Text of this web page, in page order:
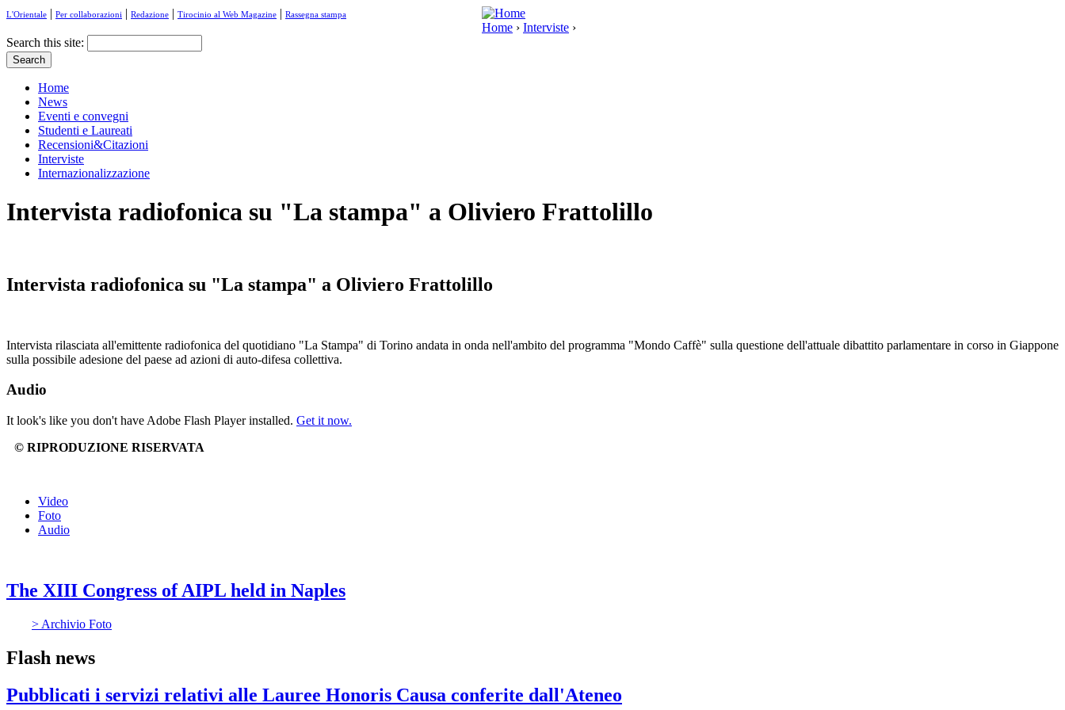
L'Orientale | Per collaborazioni | Redazione | Tirocinio al Web Magazine | Rassegna stampa
Home › Interviste ›
Search this site:
Home
News
Eventi e convegni
Studenti e Laureati
Recensioni&Citazioni
Interviste
Internazionalizzazione
Intervista radiofonica su "La stampa" a Oliviero Frattolillo
Intervista radiofonica su "La stampa" a Oliviero Frattolillo
Intervista rilasciata all'emittente radiofonica del quotidiano "La Stampa" di Torino andata in onda nell'ambito del programma "Mondo Caffè" sulla questione dell'attuale dibattito parlamentare in corso in Giappone
sulla possibile adesione del paese ad azioni di auto-difesa collettiva.
Audio
It look's like you don't have Adobe Flash Player installed. Get it now.
© RIPRODUZIONE RISERVATA
Video
Foto
Audio
The XIII Congress of AIPL held in Naples
> Archivio Foto
Flash news
Pubblicati i servizi relativi alle Lauree Honoris Causa conferite dall'Ateneo